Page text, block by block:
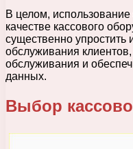
В целом,
качестве кассового
существенно упростить
обслуживания
обслуживания и
данных.
Выбор